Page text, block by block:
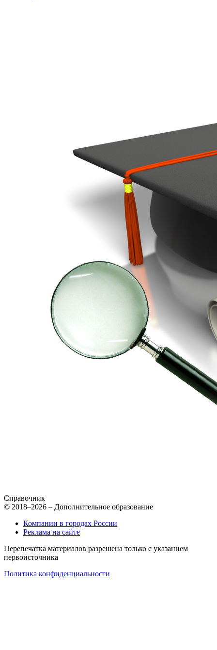
Справочник
© 2018–2026 – Дополнительное образование
Компании в городах России
Реклама на сайте
Перепечатка материалов разрешена только с указанием
первоисточника
Политика конфиденциальности